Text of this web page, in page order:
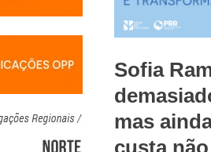
Sofia
mas
custa